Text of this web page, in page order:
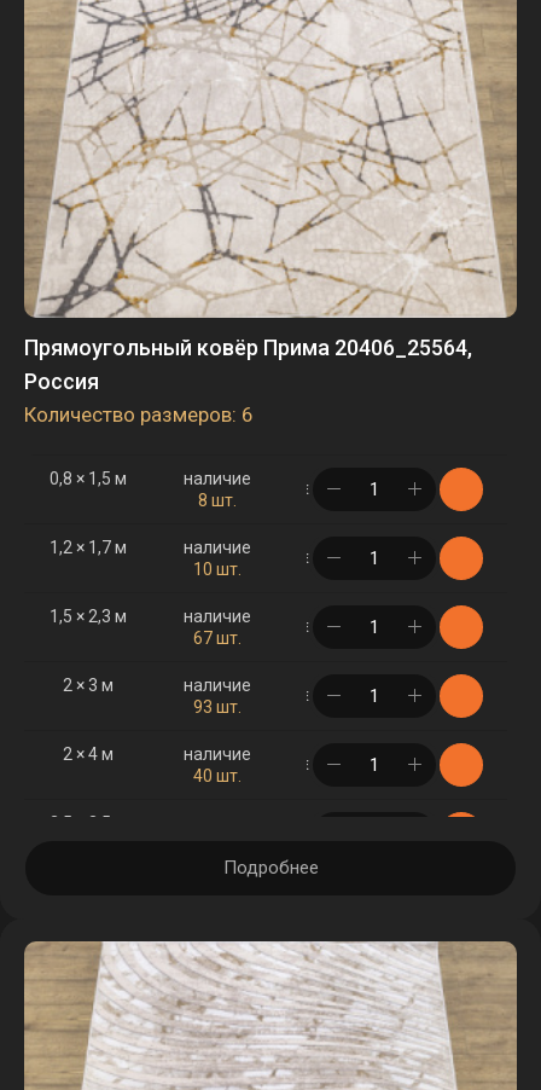
Прямоугольный ковёр Прима 20406_25564,
Россия
Количество размеров: 6
0,8 × 1,5 м
наличие
8 шт.
в корзине
1,2 × 1,7 м
наличие
10 шт.
в корзине
1,5 × 2,3 м
наличие
67 шт.
в корзине
2 × 3 м
наличие
93 шт.
в корзине
2 × 4 м
наличие
40 шт.
в корзине
2,5 × 3,5 м
Подробнее